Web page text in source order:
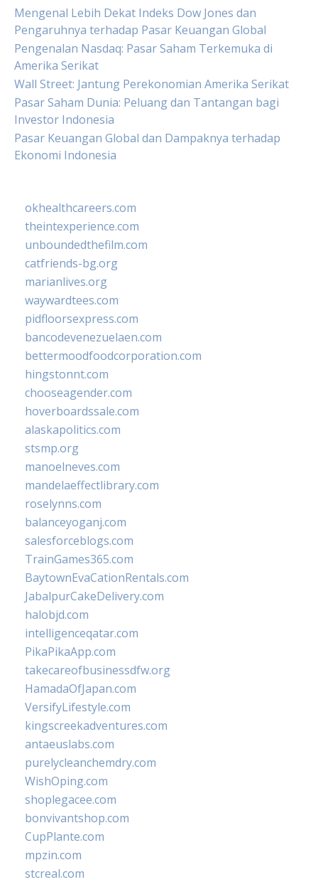
Mengenal Lebih Dekat Indeks Dow Jones dan
Pengaruhnya terhadap Pasar Keuangan Global
Pengenalan Nasdaq: Pasar Saham Terkemuka di
Amerika Serikat
Wall Street: Jantung Perekonomian Amerika Serikat
Pasar Saham Dunia: Peluang dan Tantangan bagi
Investor Indonesia
Pasar Keuangan Global dan Dampaknya terhadap
Ekonomi Indonesia
okhealthcareers.com
theintexperience.com
unboundedthefilm.com
catfriends-bg.org
marianlives.org
waywardtees.com
pidfloorsexpress.com
bancodevenezuelaen.com
bettermoodfoodcorporation.com
hingstonnt.com
chooseagender.com
hoverboardssale.com
alaskapolitics.com
stsmp.org
manoelneves.com
mandelaeffectlibrary.com
roselynns.com
balanceyoganj.com
salesforceblogs.com
TrainGames365.com
BaytownEvaCationRentals.com
JabalpurCakeDelivery.com
halobjd.com
intelligenceqatar.com
PikaPikaApp.com
takecareofbusinessdfw.org
HamadaOfJapan.com
VersifyLifestyle.com
kingscreekadventures.com
antaeuslabs.com
purelycleanchemdry.com
WishOping.com
shoplegacee.com
bonvivantshop.com
CupPlante.com
mpzin.com
stcreal.com